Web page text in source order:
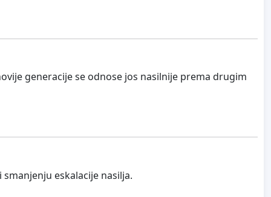
generacije se odnose jos nasilnije prema drugim
eskalacije nasilja.